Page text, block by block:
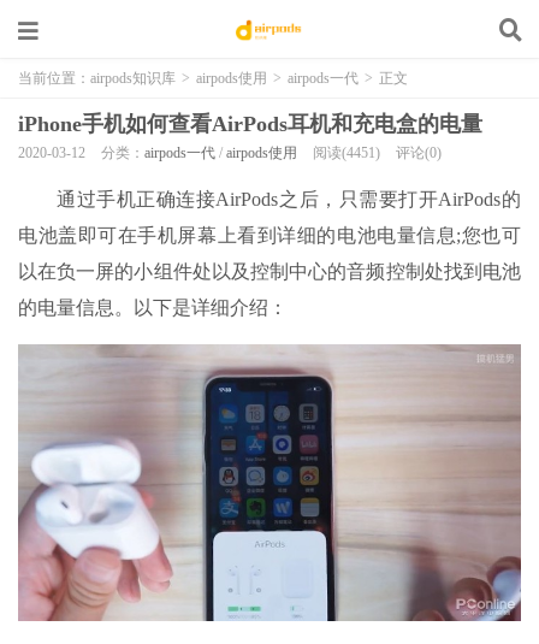
当前位置： airpods知识库 > airpods使用 > airpods一代 > 正文
iPhone手机如何查看AirPods耳机和充电盒的电量
2020-03-12 分类： airpods一代 / airpods使用 阅读(4451) 评论(0)
通过手机正确连接AirPods之后，只需要打开AirPods的
电池盖即可在手机屏幕上看到详细的电池电量信息;您也可
以在负一屏的小组件处以及控制中心的音频控制处找到电池
的电量信息。以下是详细介绍：